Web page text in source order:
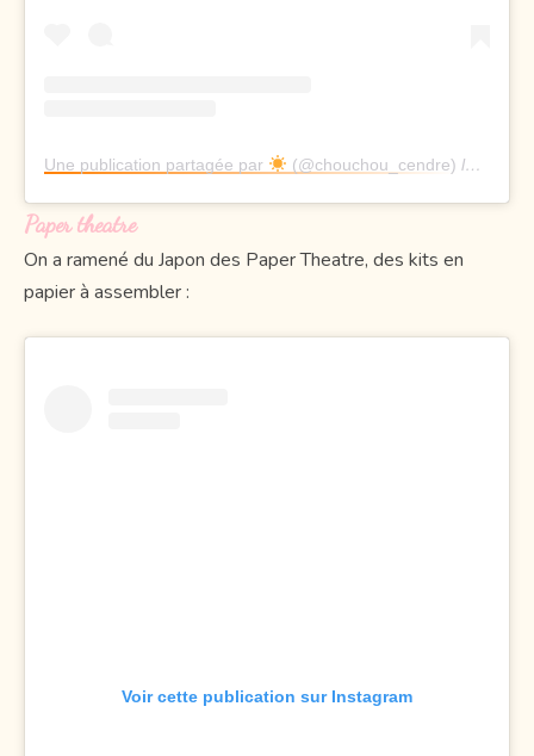
Une publication partagée par (@chouchou_cendre) le
Paper theatre
On a ramené du Japon des Paper Theatre, des kits en
papier à assembler :
Voir cette publication sur Instagram